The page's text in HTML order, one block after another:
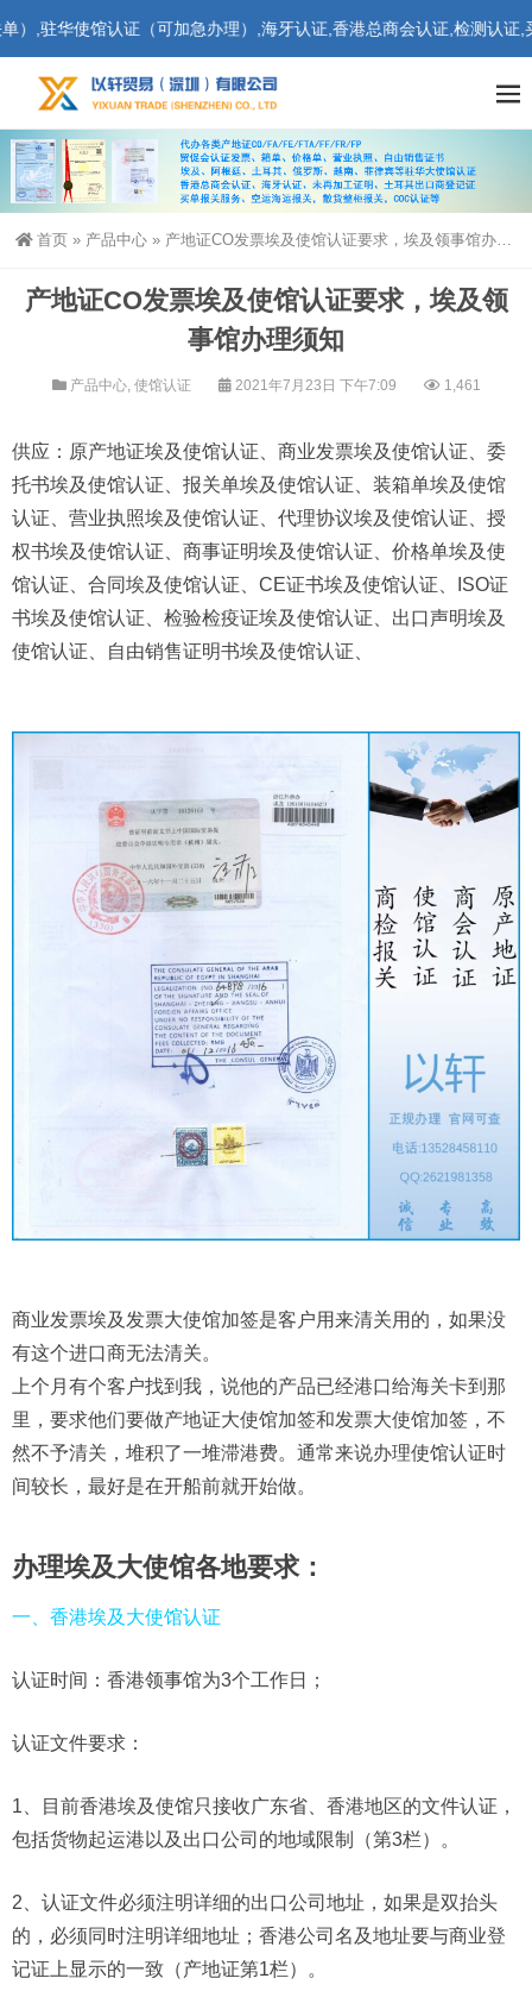
华使馆认证（可加急办理）,海牙认证,香港总商会认证,检测认证,买
首页 » 产品中心 » 产地证CO发票埃及使馆认证要求，埃及领事馆办理须知
产地证CO发票埃及使馆认证要求，埃及领
事馆办理须知
产品中心, 使馆认证 2021年7月23日 下午7:09 1,461
供应：原产地证埃及使馆认证、商业发票埃及使馆认证、委
托书埃及使馆认证、报关单埃及使馆认证、装箱单埃及使馆
认证、营业执照埃及使馆认证、代理协议埃及使馆认证、授
权书埃及使馆认证、商事证明埃及使馆认证、价格单埃及使
馆认证、合同埃及使馆认证、CE证书埃及使馆认证、ISO证
书埃及使馆认证、检验检疫证埃及使馆认证、出口声明埃及
使馆认证、自由销售证明书埃及使馆认证、
商业发票埃及发票大使馆加签是客户用来清关用的，如果没
有这个进口商无法清关。
上个月有个客户找到我，说他的产品已经港口给海关卡到那
里，要求他们要做产地证大使馆加签和发票大使馆加签，不
然不予清关，堆积了一堆滞港费。通常来说办理使馆认证时
间较长，最好是在开船前就开始做。
办理埃及大使馆各地要求：
一、香港埃及大使馆认证
认证时间：香港领事馆为3个工作日；
认证文件要求：
1、目前香港埃及使馆只接收广东省、香港地区的文件认证，
包括货物起运港以及出口公司的地域限制（第3栏）。
2、认证文件必须注明详细的出口公司地址，如果是双抬头
的，必须同时注明详细地址；香港公司名及地址要与商业登
记证上显示的一致（产地证第1栏）。